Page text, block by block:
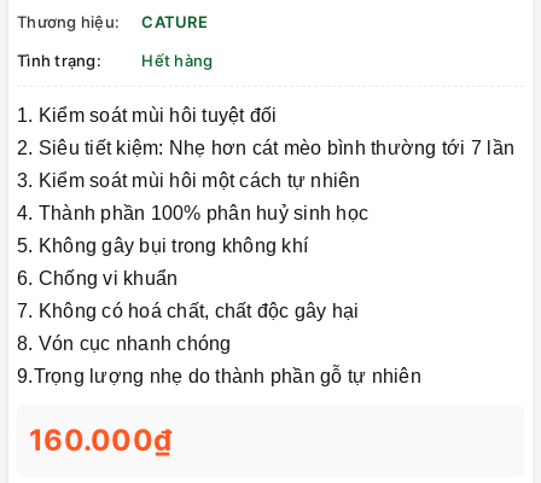
Thương hiệu:
CATURE
Tình trạng:
Hết hàng
1. Kiểm soát mùi hôi tuyệt đối
2. Siêu tiết kiệm: Nhẹ hơn cát mèo bình thường tới 7 lần
3. Kiểm soát mùi hôi một cách tự nhiên
4. Thành phần 100% phân huỷ sinh học
5. Không gây bụi trong không khí
6. Chống vi khuẩn
7. Không có hoá chất, chất độc gây hại
8. Vón cục nhanh chóng
9.Trọng lượng nhẹ do thành phần gỗ tự nhiên
160.000₫